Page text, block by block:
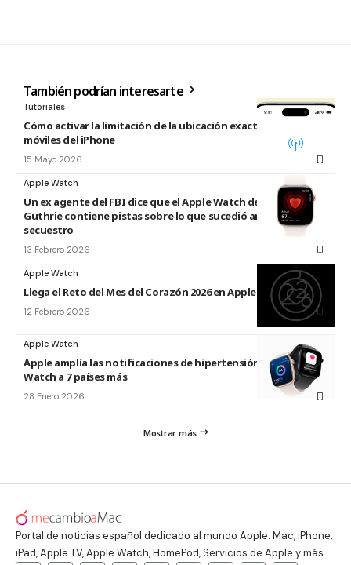
También podrían interesarte
Tutoriales
Cómo activar la limitación de la ubicación exacta para redes
móviles del iPhone
15 Mayo 2026
Apple Watch
Un ex agente del FBI dice que el Apple Watch de Nancy
Guthrie contiene pistas sobre lo que sucedió antes de su
secuestro
13 Febrero 2026
Apple Watch
Llega el Reto del Mes del Corazón 2026 en Apple Watch
12 Febrero 2026
Apple Watch
Apple amplía las notificaciones de hipertensión de Apple
Watch a 7 países más
28 Enero 2026
Mostrar más
Portal de noticias español dedicado al mundo Apple: Mac, iPhone,
iPad, Apple TV, Apple Watch, HomePod, Servicios de Apple y más.